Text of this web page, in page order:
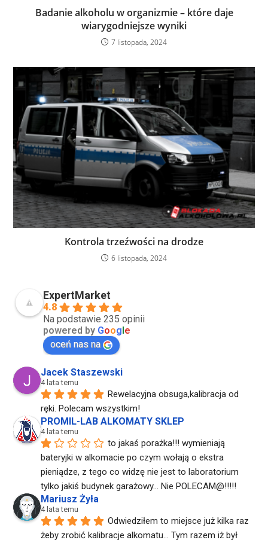
Badanie alkoholu w organizmie – które daje
wiarygodniejsze wyniki
7 listopada, 2024
Kontrola trzeźwości na drodze
6 listopada, 2024
ExpertMarket
4.8
Na podstawie 235 opinii
powered by Google
oceń nas na
Jacek Staszewski
4 lata temu
Rewelacyjna obsuga,kalibracja od
ręki. Polecam wszystkim!
PROMIL-LAB ALKOMATY SKLEP
4 lata temu
to jakaś porażka!!! wymieniają
bateryjki w alkomacie po czym wołają o ekstra
pieniądze, z tego co widzę nie jest to laboratorium
tylko jakiś budynek garażowy... Nie POLECAM@!!!!!
Mariusz Żyła
4 lata temu
Odwiedziłem to miejsce już kilka raz
żeby zrobić kalibracje alkomatu... Tym razem iż był